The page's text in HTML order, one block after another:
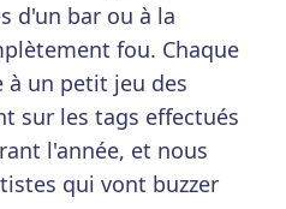
d'un bar ou à la
fou. Chaque
à un petit jeu des
sur les tags effectués
l'année, et nous
qui vont buzzer